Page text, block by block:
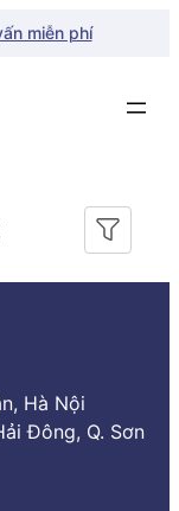
miễn phí
Hà Nội
Đông, Q. Sơn